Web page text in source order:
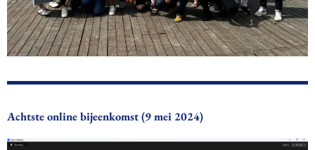
Achtste online bijeenkomst (9 mei 2024)